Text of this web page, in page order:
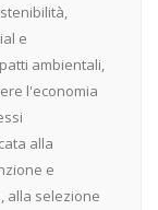
e
ambientali,
l'economia
alla
e
alla selezione